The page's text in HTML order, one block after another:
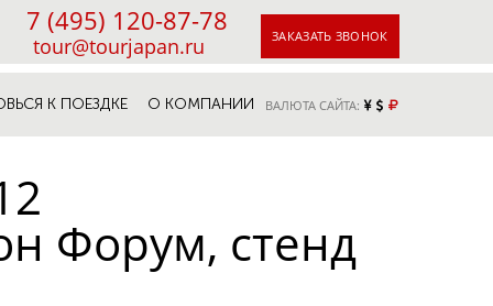
7 (495) 120-87-78
tour@tourjapan.ru ЗАКАЗАТЬ ЗВОНОК
К ПОЕЗДКЕ О КОМПАНИИ ВАЛЮТА САЙТА:
Форум, стенд